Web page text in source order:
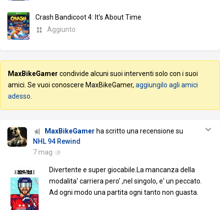
Crash Bandicoot 4: It's About Time
Aggiunto
MaxBikeGamer condivide alcuni suoi interventi solo con i suoi
amici. Se vuoi conoscere MaxBikeGamer, aggiungilo agli amici
adesso.
MaxBikeGamer ha scritto una recensione su
NHL 94 Rewind
7 mag
Divertente e super giocabile.La mancanza della
modalita' carriera pero' ,nel singolo, e' un peccato.
Ad ogni modo una partita ogni tanto non guasta.